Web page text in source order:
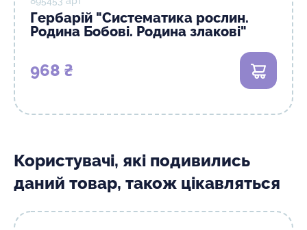
Гербарій "Систематика рослин.
Родина Бобові. Родина злакові"
968 ₴ В кошик
Користувачі, які подивились
даний товар, також цікавляться